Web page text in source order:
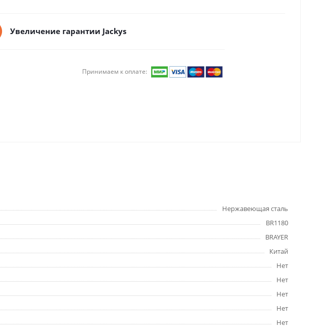
Увеличение гарантии Jackys
Принимаем к оплате:
Нержавеющая сталь
BR1180
BRAYER
Китай
Нет
Нет
Нет
Нет
Нет